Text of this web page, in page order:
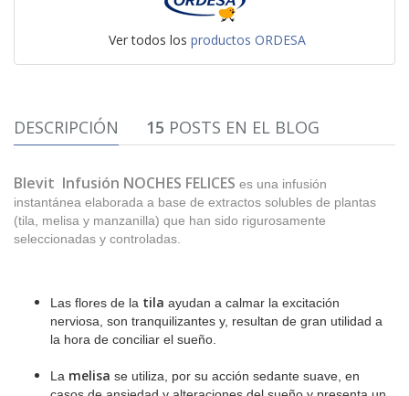
Ver todos los productos ORDESA
DESCRIPCIÓN 15 POSTS EN EL BLOG
Blevit Infusión NOCHES FELICES es una infusión
instantánea elaborada a base de extractos solubles de plantas
(tila, melisa y manzanilla) que han sido rigurosamente
seleccionadas y controladas.
Las flores de la tila ayudan a calmar la excitación
nerviosa, son tranquilizantes y, resultan de gran utilidad a
la hora de conciliar el sueño.
La melisa se utiliza, por su acción sedante suave, en